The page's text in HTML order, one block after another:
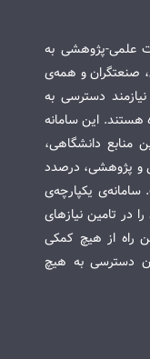
علمی-پژوهشی به
صنعتگران و همه‌ی
دسترسی به
هستند. این سامانه
منابع دانشگاهی،
و پژوهشی، درصدد
یکپارچه‌ی
در تامین نیازهای
راه از هیچ کمکی
دسترسی به هیچ